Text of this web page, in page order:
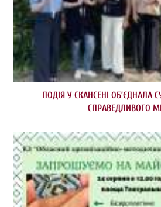
ПОДІЯ У СКАНСЕНІ ОБ’ЄДНАЛА
СПРАВЕДЛИВОГО